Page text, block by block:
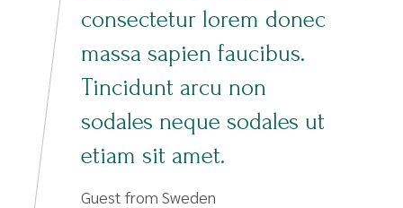
consectetur lorem donec
massa sapien faucibus.
Tincidunt arcu non
sodales neque sodales ut
etiam sit amet.
Guest from Sweden